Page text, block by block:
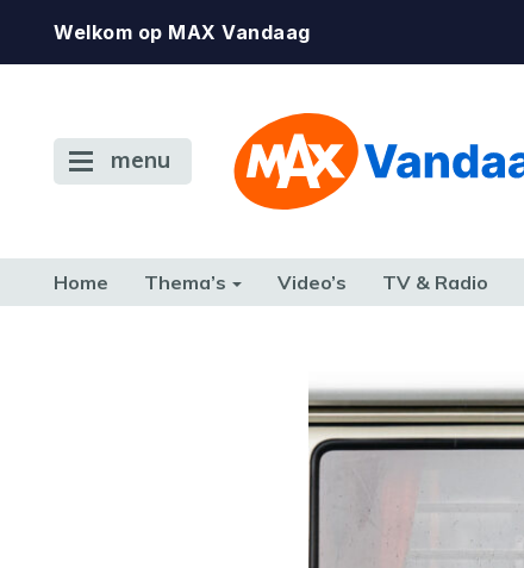
Welkom op MAX Vandaag
menu
Home Thema’s Video’s TV & Radio